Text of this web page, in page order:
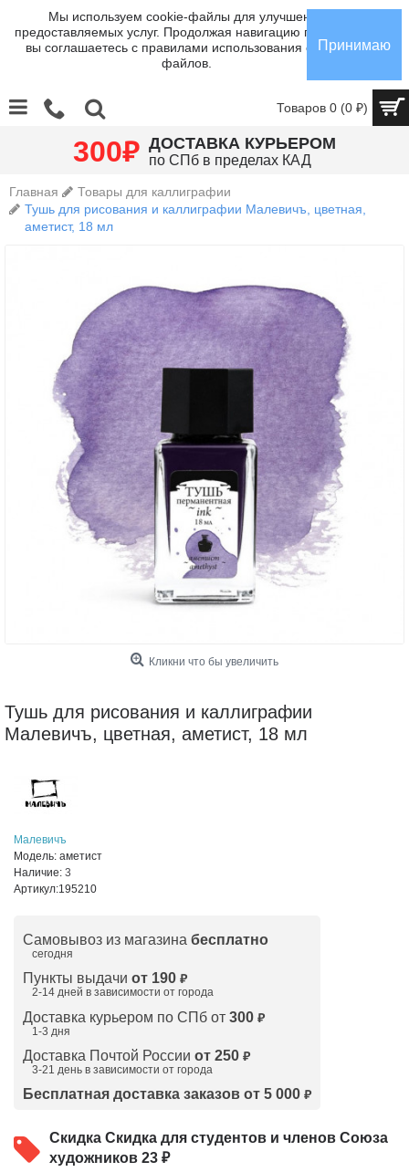
Мы используем cookie-файлы для улучшения
предоставляемых услуг. Продолжая навигацию по сайту,
вы соглашаетесь с правилами использования cookie-
файлов.
Принимаю
Товаров 0 (0 ₽)
300₽ ДОСТАВКА КУРЬЕРОМ
по СПб в пределах КАД
Главная
Товары для каллиграфии
Тушь для рисования и каллиграфии Малевичъ, цветная,
аметист, 18 мл
Кликни что бы увеличить
Тушь для рисования и каллиграфии
Малевичъ, цветная, аметист, 18 мл
Малевичъ
Модель: аметист
Наличие: 3
Артикул:195210
Самовывоз из магазина бесплатно
сегодня
Пункты выдачи от 190 ₽
2-14 дней в зависимости от города
Доставка курьером по СПб от 300 ₽
1-3 дня
Доставка Почтой России от 250 ₽
3-21 день в зависимости от города
Бесплатная доставка заказов от 5 000 ₽
Скидка Скидка для студентов и членов Союза
художников 23 ₽